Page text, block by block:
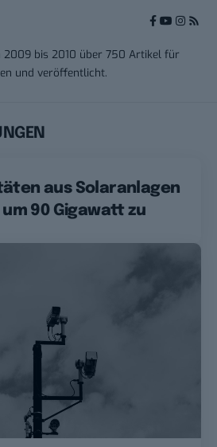
2009 bis 2010 über 750 Artikel für
und veröffentlicht.
aus Solaranlagen
90 Gigawatt zu